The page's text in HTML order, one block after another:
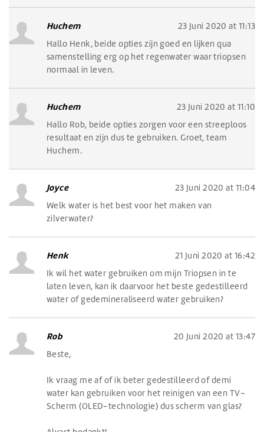
Huchem
23 Juni 2020 at 11:13
Hallo Henk, beide opties zijn goed en lijken qua
samenstelling erg op het regenwater waar triopsen
normaal in leven.
Huchem
23 Juni 2020 at 11:10
Hallo Rob, beide opties zorgen voor een streeploos
resultaat en zijn dus te gebruiken. Groet, team
Huchem.
Joyce
23 Juni 2020 at 11:04
Welk water is het best voor het maken van
zilverwater?
Henk
21 Juni 2020 at 16:42
Ik wil het water gebruiken om mijn Triopsen in te
laten leven, kan ik daarvoor het beste gedestilleerd
water of gedemineraliseerd water gebruiken?
Rob
20 Juni 2020 at 13:47
Beste,
Ik vraag me af of ik beter gedestilleerd of demi
water kan gebruiken voor het reinigen van een TV-
Scherm (OLED-technologie) dus scherm van glas?